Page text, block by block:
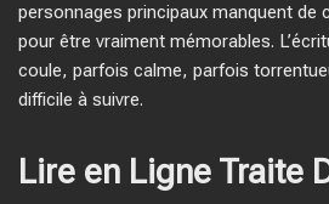
personnages principaux manquent de
pour être vraiment mémorables.
coule, parfois calme, parfois
difficile à suivre.
Lire en Ligne Traite